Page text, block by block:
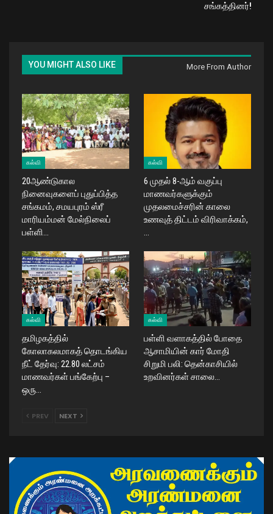
சங்கத்தினர்!
YOU MIGHT ALSO LIKE More From Author
கல்வி
20ஆண்டுகால
நினைவுகளைப் புதுப்பித்த
சங்கமம், சமயபுரம் ஸ்ரீ
மாரியம்மன் மேல்நிலைப்
பள்ளி…
கல்வி
​6 முதல் 8-ஆம் வகுப்பு
மாணவர்களுக்கும்
முதலமைச்சரின் காலை
உணவுத் திட்டம் விரிவாக்கம்,
…
கல்வி
தமிழகத்தில்
கோலாகலமாகத் தொடங்கிய
நீட் தேர்வு: 22.80 லட்சம்
மாணவர்கள் பங்கேற்பு –
ஒரு…
கல்வி
பள்ளி வளாகத்தில் போதை
ஆசாமியின் கார் மோதி
சிறுமி பலி: தென்காசியில்
உறவினர்கள் சாலை…
PREV NEXT